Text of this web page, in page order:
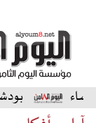
يقود آلاف